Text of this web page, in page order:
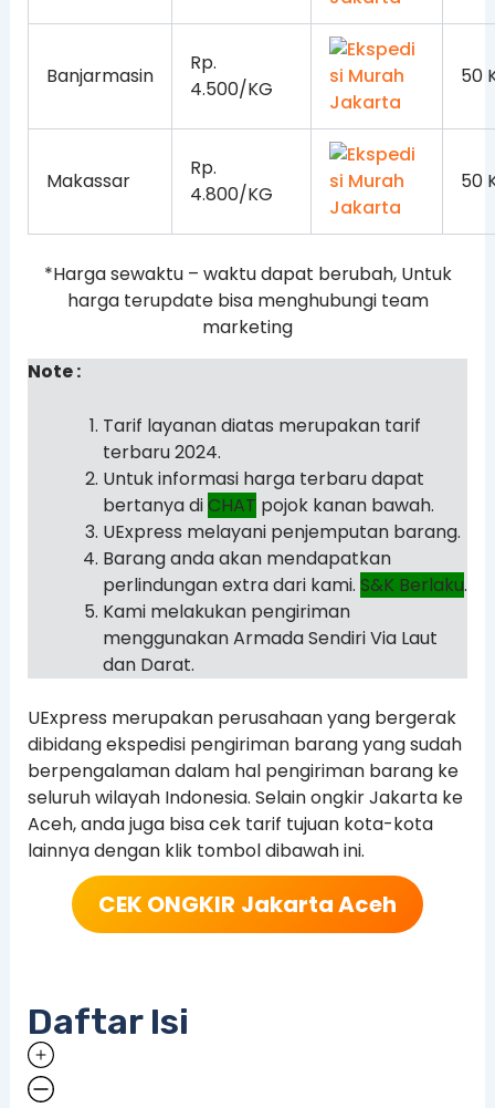
Banjarmasin
Rp.
4.500/KG
50
Makassar
Rp.
4.800/KG
50
*Harga sewaktu – waktu dapat berubah, Untuk
harga terupdate bisa menghubungi team
marketing
Note :
Tarif layanan diatas merupakan tarif
terbaru 2024.
Untuk informasi harga terbaru dapat
bertanya diCHAT pojok kanan bawah.
UExpress melayani penjemputan barang.
Barang anda akan mendapatkan
perlindungan extra dari kami. S&K Berlaku.
Kami melakukan pengiriman
menggunakan Armada Sendiri Via Laut
dan Darat.
UExpress merupakan perusahaan yang bergerak
dibidang ekspedisi pengiriman barang yang sudah
berpengalaman dalam hal pengiriman barang ke
seluruh wilayah Indonesia. Selain ongkir Jakarta ke
Aceh, anda juga bisa cek tarif tujuan kota-kota
lainnya dengan klik tombol dibawah ini.
CEK ONGKIR Jakarta Aceh
Daftar Isi